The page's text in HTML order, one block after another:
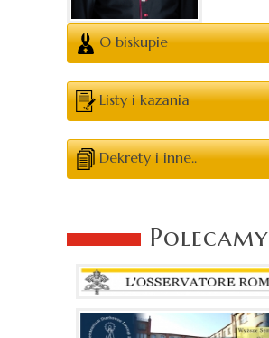
O biskupie
Listy i kazania
Dekrety i inne..
Polecamy